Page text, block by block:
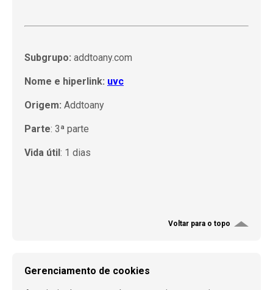
Subgrupo: addtoany.com
Nome e hiperlink: uvc
Origem: Addtoany
Parte: 3ª parte
Vida útil: 1 dias
Voltar para o topo
Gerenciamento de cookies